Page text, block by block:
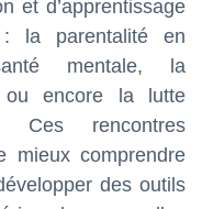
et d’apprentissage
la parentalité en
mentale, la
ou encore la lutte
Ces rencontres
mieux comprendre
des outils